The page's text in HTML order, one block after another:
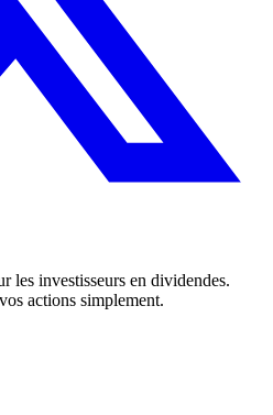
les investisseurs en dividendes.
actions simplement.